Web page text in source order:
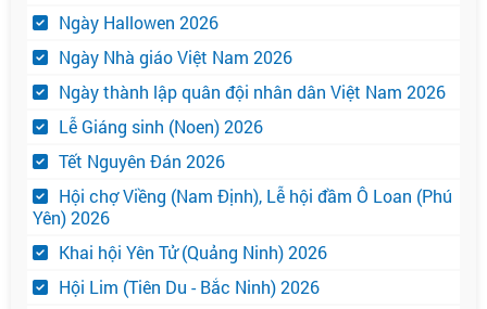
Ngày Hallowen 2026
Ngày Nhà giáo Việt Nam 2026
Ngày thành lập quân đội nhân dân Việt Nam 2026
Lễ Giáng sinh (Noen) 2026
Tết Nguyên Đán 2026
Hội chợ Viềng (Nam Định), Lễ hội đầm Ô Loan (Phú
Yên) 2026
Khai hội Yên Tử (Quảng Ninh) 2026
Hội Lim (Tiên Du - Bắc Ninh) 2026